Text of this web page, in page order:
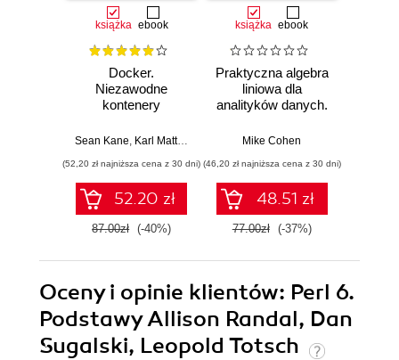
książka ebook
Docker.
Niezawodne
kontenery
Praktyczne
Wydanie III
Sean Kane Karl Matthias
(52,20 zł najniższa cena z 30 dni)
52.20 zł
87.00zł (-40%)
książka ebook
Praktyczna algebra
liniowa dla
analityków danych.
koncepcji do
aplikacji w
Pythonie
Mike Cohen
(46,20 zł najniższa cena z 30 dni)
48.51 zł
77.00zł (-37%)
Oceny i opinie klientów: Perl 6.
Podstawy Allison Randal, Dan
Sugalski, Leopold Totsch